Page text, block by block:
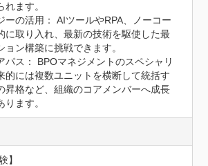
ます。
ーの活用： AIツールやRPA、ノーコー
に取り入れ、最新の技術を駆使した最
ョン構築に挑戦できます。
パス： BPOマネジメントのスペシャリ
的には複数ユニットを横断して統括す
昇格など、組織のコアメンバーへ成長
ます。
】